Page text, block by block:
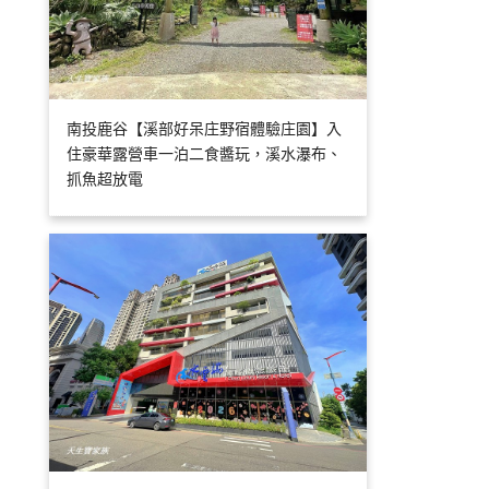
南投鹿谷【溪部好呆庄野宿體驗庄園】入
住豪華露營車一泊二食醬玩，溪水瀑布、
抓魚超放電